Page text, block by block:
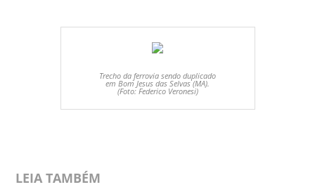
Trecho da ferrovia sendo duplicado
em Bom Jesus das Selvas (MA).
(Foto: Federico Veronesi)
LEIA TAMBÉM